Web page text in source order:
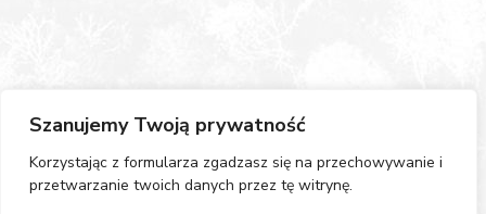
Szanujemy Twoją prywatność
Korzystając z formularza zgadzasz się na przechowywanie i
przetwarzanie twoich danych przez tę witrynę.